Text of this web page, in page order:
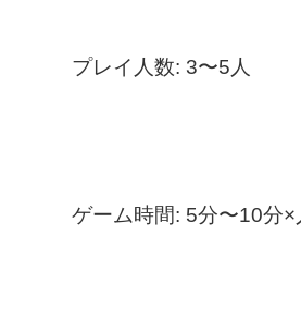
プレイ人数: 3〜5人
ゲーム時間: 5分〜10分×